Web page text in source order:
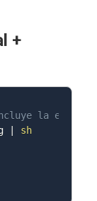
+
la
sh